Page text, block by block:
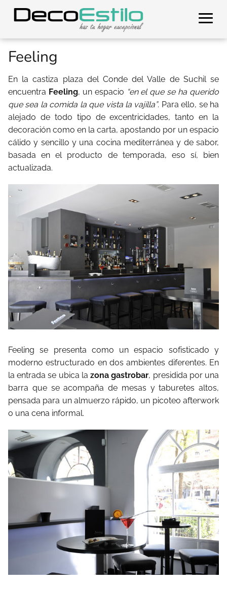
Feeling
En la castiza plaza del Conde del Valle de Suchil se
encuentra Feeling, un espacio “en el que se ha querido
que sea la comida la que vista la vajilla”. Para ello, se ha
alejado de todo tipo de excentricidades, tanto en la
decoración como en la carta, apostando por un espacio
cálido y sencillo y una cocina mediterránea y de sabor,
basada en el producto de temporada, eso sí, bien
actualizada.
Feeling se presenta como un espacio sofisticado y
moderno estructurado en dos ambientes diferentes. En
la entrada se ubica lazona gastrobar, presidida por una
barra que se acompaña de mesas y taburetes altos,
pensada para un almuerzo rápido, un picoteo afterwork
o una cena informal.